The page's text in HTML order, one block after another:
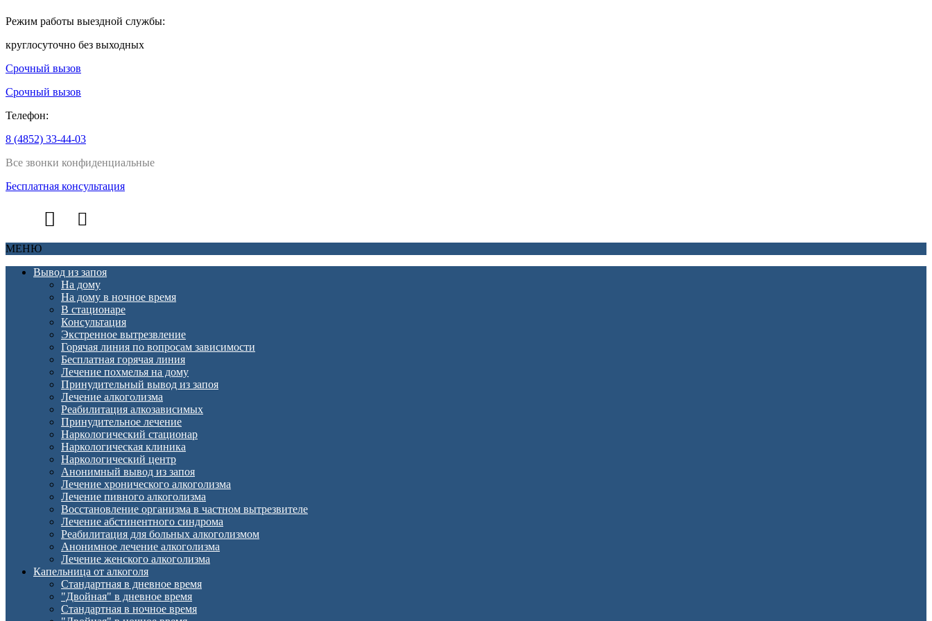
Режим работы выездной службы:
круглосуточно без выходных
Срочный вызов
Срочный вызов
Телефон:
8 (4852) 33-44-03
Все звонки конфиденциальные
Бесплатная консультация
МЕНЮ
Вывод из запоя
На дому
На дому в ночное время
В стационаре
Консультация
Экстренное вытрезвление
Горячая линия по вопросам зависимости
Бесплатная горячая линия
Лечение похмелья на дому
Принудительный вывод из запоя
Лечение алкоголизма
Реабилитация алкозависимых
Принудительное лечение
Наркологический стационар
Наркологическая клиника
Наркологический центр
Анонимный вывод из запоя
Лечение хронического алкоголизма
Лечение пивного алкоголизма
Восстановление организма в частном вытрезвителе
Лечение абстинентного синдрома
Реабилитация для больных алкоголизмом
Анонимное лечение алкоголизма
Лечение женского алкоголизма
Капельница от алкоголя
Стандартная в дневное время
"Двойная" в дневное время
Стандартная в ночное время